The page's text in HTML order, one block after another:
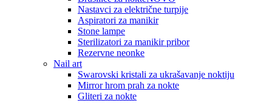
Nastavci za električne turpije
Aspiratori za manikir
Stone lampe
Sterilizatori za manikir pribor
Rezervne neonke
Nail art
Swarovski kristali za ukrašavanje noktiju
Mirror hrom prah za nokte
Gliteri za nokte